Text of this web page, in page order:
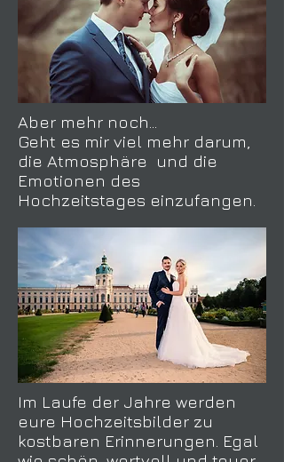
Aber mehr noch...
Geht es mir viel mehr darum,
die Atmosphäre und die
Emotionen des
Hochzeitstages einzufangen.
Im Laufe der Jahre werden
eure Hochzeitsbilder zu
kostbaren Erinnerungen. Egal